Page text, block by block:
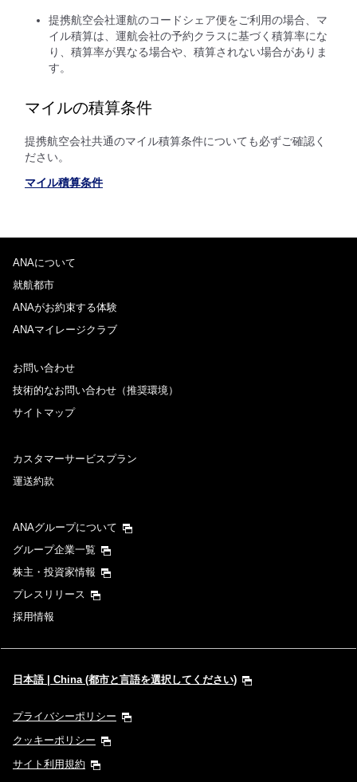
提携航空会社運航のコードシェア便をご利用の場合、マ
イル積算は、運航会社の予約クラスに基づく積算率にな
り、積算率が異なる場合や、積算されない場合がありま
す。
マイルの積算条件
提携航空会社共通のマイル積算条件についても必ずご確認く
ださい。
マイル積算条件
ANAについて
就航都市
ANAがお約束する体験
ANAマイレージクラブ
お問い合わせ
技術的なお問い合わせ（推奨環境）
サイトマップ
カスタマーサービスプラン
運送約款
ANAグループについて
グループ企業一覧
株主・投資家情報
プレスリリース
採用情報
日本語 | China (都市と言語を選択してください)
プライバシーポリシー
クッキーポリシー
サイト利用規約